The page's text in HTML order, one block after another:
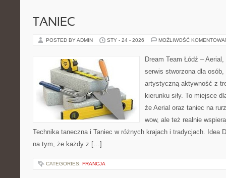
TANIEC
POSTED BY ADMIN STY - 24 - 2026 MOŻLIWOŚĆ
Dream Team Łódź –
serwis stworzona dla
artystyczną aktywność z
kierunku siły. To miejsce
że Aerial oraz taniec na
wow, ale też realnie
Technika taneczna i Taniec w różnych krajach i tradycjach. Idea
na tym, że każdy z […]
CATEGORIES: FRANCJA